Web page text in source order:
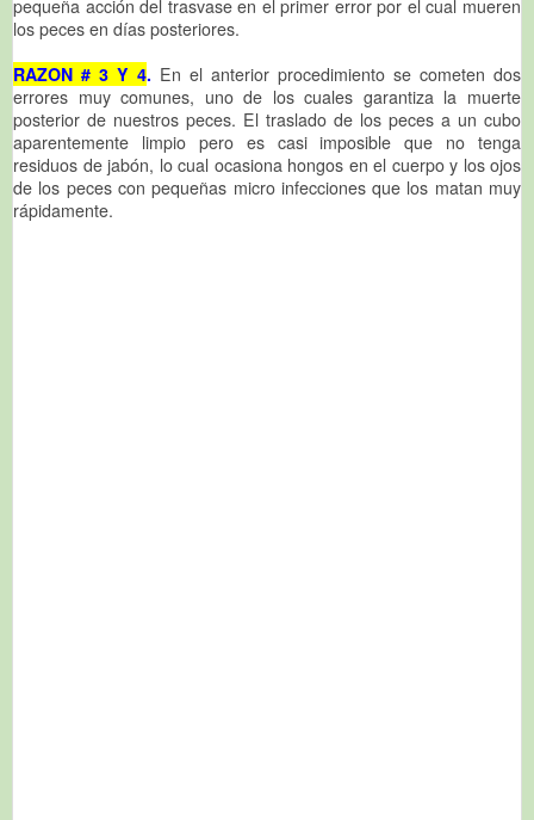
pequeña acción del trasvase en el primer error por el cual mueren
los peces en días posteriores.
RAZON # 3 Y 4. En el anterior procedimiento se cometen dos
errores muy comunes, uno de los cuales garantiza la muerte
posterior de nuestros peces. El traslado de los peces a un cubo
aparentemente limpio pero es casi imposible que no tenga
residuos de jabón, lo cual ocasiona hongos en el cuerpo y los ojos
de los peces con pequeñas micro infecciones que los matan muy
rápidamente.